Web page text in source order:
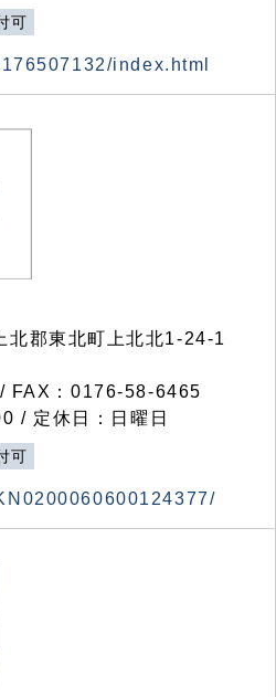
可
index.html
郡東北町上北北1-24-1
FAX：0176-58-6465
/ 定休日：日曜日
可